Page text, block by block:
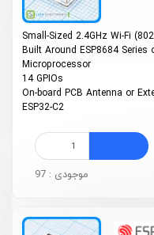
Small-Sized 2.4GHz Wi-Fi
Built Around ESP8684 Series
Microprocessor
14 GPIOs
On-board PCB Antenna or
ESP32-C2
موجودی : 97